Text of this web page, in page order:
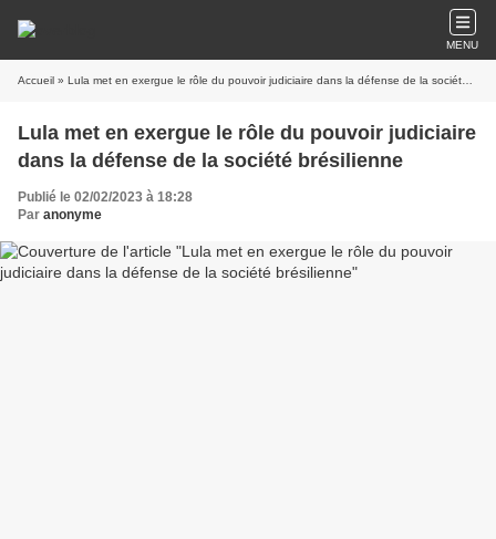
MENU
Accueil » Lula met en exergue le rôle du pouvoir judiciaire dans la défense de la société brésilienne
Lula met en exergue le rôle du pouvoir judiciaire
dans la défense de la société brésilienne
Publié le 02/02/2023 à 18:28
Par anonyme